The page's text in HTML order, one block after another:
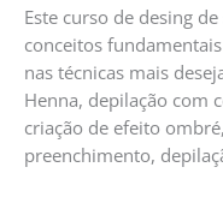
Este curso de desing
conceitos
nas técnicas mais
Henna, depilação com
criação de efeito
preenchimento,